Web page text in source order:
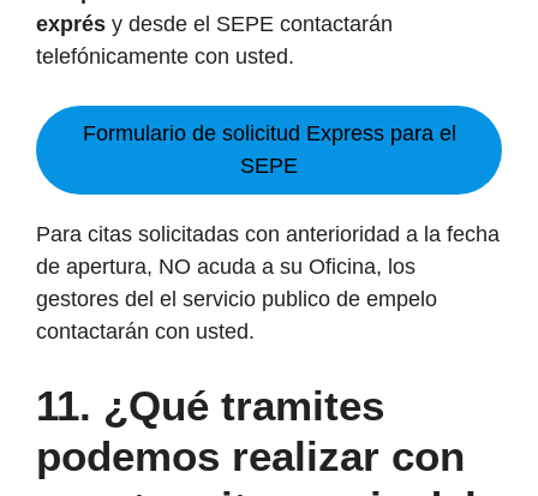
exprés y desde el SEPE contactarán
telefónicamente con usted.
Formulario de solicitud Express para el
SEPE
Para citas solicitadas con anterioridad a la fecha
de apertura, NO acuda a su Oficina, los
gestores del el servicio publico de empelo
contactarán con usted.
11. ¿Qué tramites
podemos realizar con